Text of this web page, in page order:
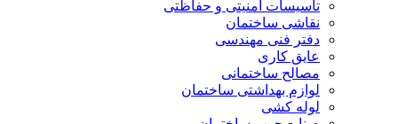
تاسیسات امنیتی و حفاظتی
نقاشی ساختمان
دفتر فنی مهندسی
عایق کاری
مصالح ساختمانی
لوازم بهداشتی ساختمان
لوله کشی